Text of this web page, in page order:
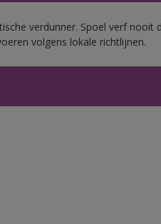
verdunner. Spoel verf
volgens lokale richtlijnen.